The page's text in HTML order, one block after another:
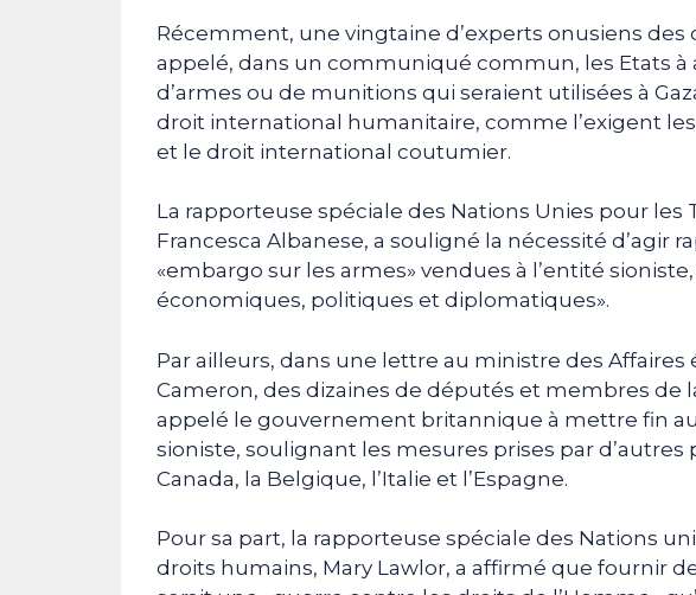
Récemment, une vingtaine d’experts onusiens des
appelé, dans un communiqué commun, les Etats à
d’armes ou de munitions qui seraient utilisées à
droit international humanitaire, comme l’exigent
et le droit international coutumier.
La rapporteuse spéciale des Nations Unies pour les
Francesca Albanese, a souligné la nécessité d’agir
«embargo sur les armes» vendues à l’entité
économiques, politiques et diplomatiques».
Par ailleurs, dans une lettre au ministre des
Cameron, des dizaines de députés et membres de
appelé le gouvernement britannique à mettre fin
sioniste, soulignant les mesures prises par d’autres
Canada, la Belgique, l’Italie et l’Espagne.
Pour sa part, la rapporteuse spéciale des Nations
droits humains, Mary Lawlor, a affirmé que fournir